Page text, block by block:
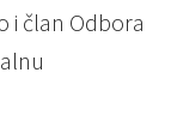
i član Odbora